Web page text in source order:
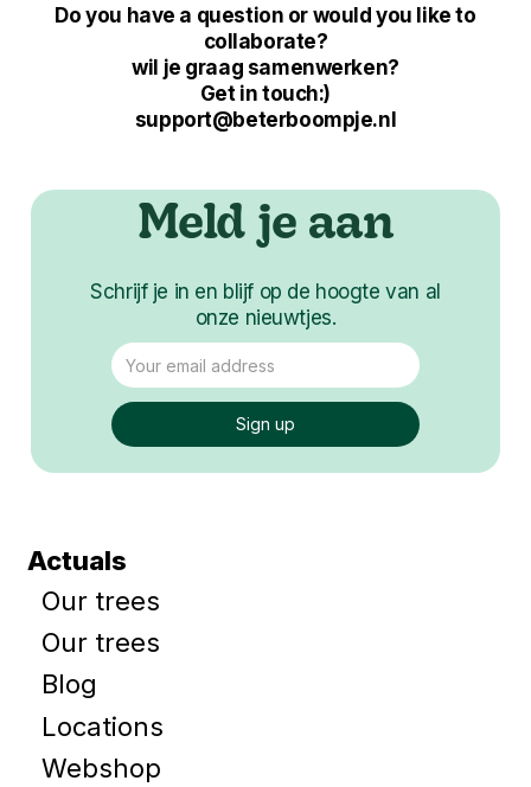
Do you have a question or would you like to
collaborate?
wil je graag samenwerken?
Get in touch:)
support@beterboompje.nl
Meld je aan
Schrijf je in en blijf op de hoogte van al
onze nieuwtjes.
Actuals
Our trees
Our trees
Blog
Locations
Webshop